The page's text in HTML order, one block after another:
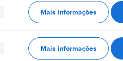
Mais informações
Mais informações